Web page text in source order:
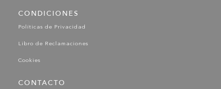
CONDICIONES
Políticas de Privacidad
Libro de Reclamaciones
Cookies
CONTACTO